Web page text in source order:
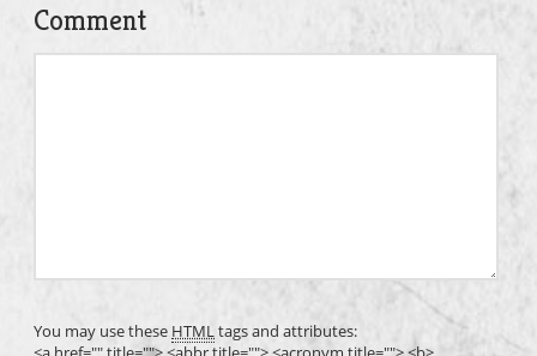
Comment
You may use these HTMLtags and attributes: